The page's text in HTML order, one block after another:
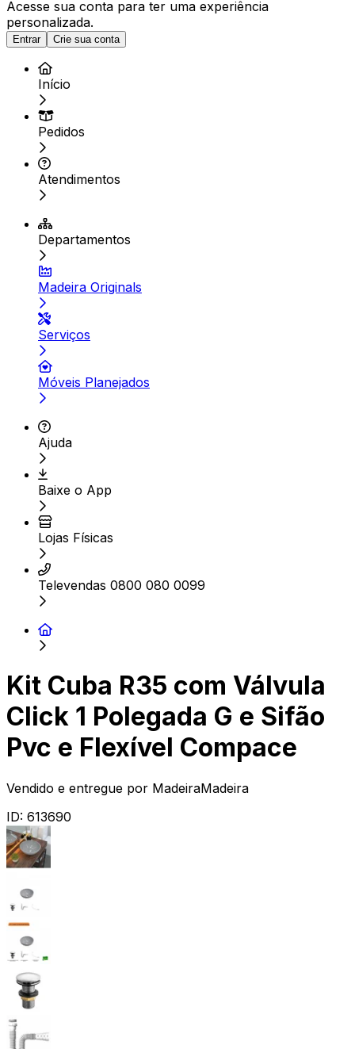
Acesse sua conta para ter uma experiência
personalizada.
Entrar Crie sua conta
Início
Pedidos
Atendimentos
Departamentos
Madeira Originals
Serviços
Móveis Planejados
Ajuda
Baixe o App
Lojas Físicas
Televendas 0800 080 0099
Kit Cuba R35 com Válvula
Click 1 Polegada G e Sifão
Pvc e Flexível Compace
Vendido e entregue por MadeiraMadeira
ID: 613690